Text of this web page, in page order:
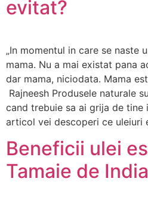
evitat?
„In momentul in care se naste
mama. Nu a mai existat pana
dar mama, niciodata. Mama
Rajneesh Produsele naturale
cand trebuie sa ai grija de tine
articol vei descoperi ce
Beneficii ulei
Tamaie de India